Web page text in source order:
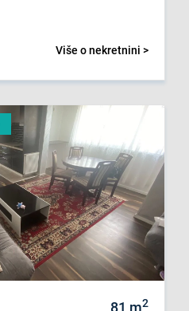
Više o nekretnini >
81 m2